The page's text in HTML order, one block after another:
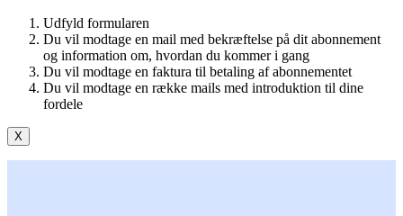
Udfyld formularen
Du vil modtage en mail med bekræftelse på dit abonnement
og information om, hvordan du kommer i gang
Du vil modtage en faktura til betaling af abonnementet
Du vil modtage en række mails med introduktion til dine
fordele
X